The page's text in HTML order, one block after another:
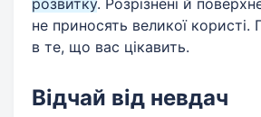
не приносять великої користі.
в те, що вас цікавить.
Відчай від невдач